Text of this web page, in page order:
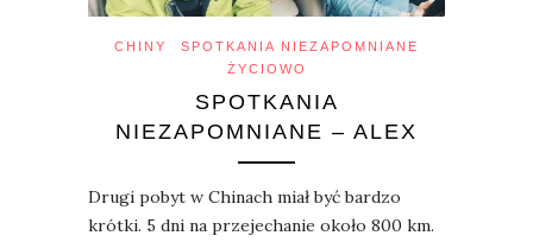
CHINY
SPOTKANIA NIEZAPOMNIANE
ŻYCIOWO
SPOTKANIA
NIEZAPOMNIANE – ALEX
Drugi pobyt w Chinach miał być bardzo
krótki. 5 dni na przejechanie około 800 km.